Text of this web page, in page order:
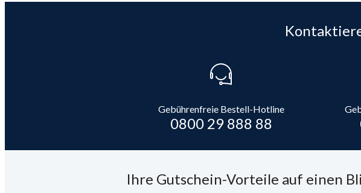
Gebührenfreie Bestell-Hotline
0800 29 888 88
Ihre Gutschein-Vorteile auf einen